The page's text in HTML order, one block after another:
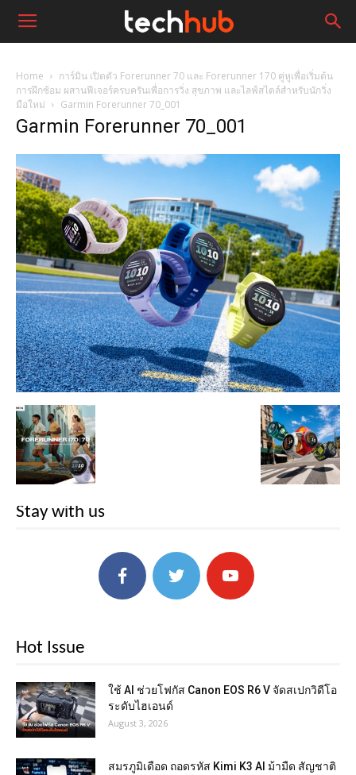
Home
การ์มิน เปิดตัว Forerunner 70 และ Forerunner 170 คู่หูเพื่อเริ่มต้น
การฝึกซ้อม ผสานฟีเจอร์ครบครันเพื่อการวิ่ง สุขภาพ และไลฟ์สไตล์สำหรับนักวิ่ง
มือใหม่
Garmin Forerunner 70_001
Garmin Forerunner 70_001
Stay with us
Hot Issue
ใช้ AI ช่วยโฟกัส Canon EOS R6 V จัดสเปกวิดีโอ
ระดับไฮเอนด์
August 3, 2026
สมรภูมิเดือด ถอดรหัส Kimi K3 AI ม้ามืด สัญชาติ